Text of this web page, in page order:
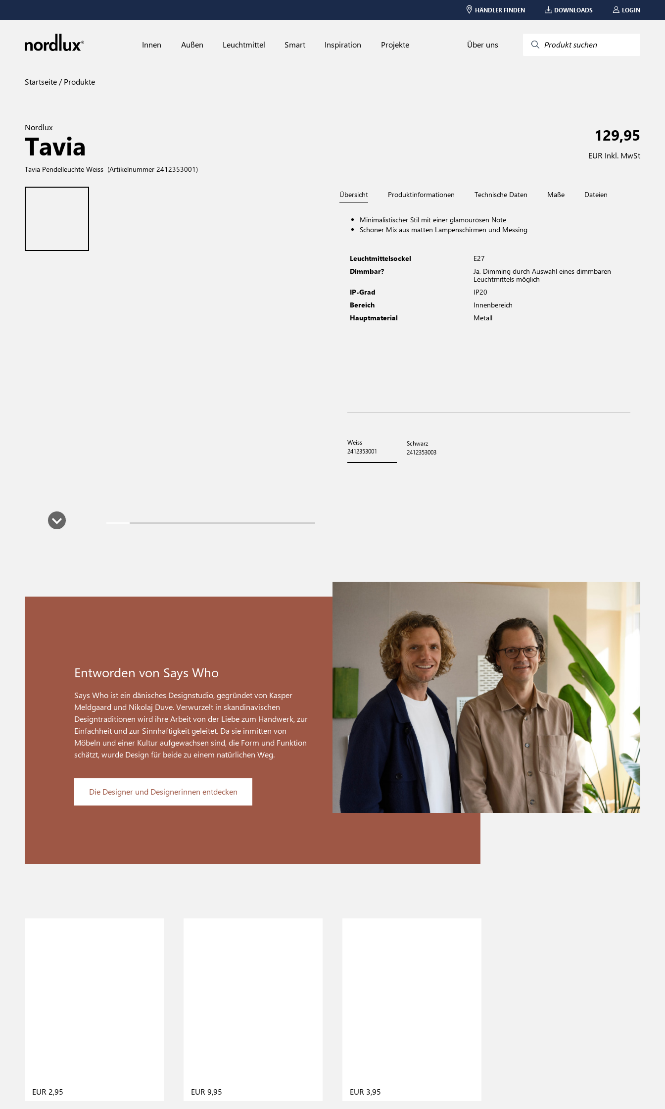
HÄNDLER FINDEN DOWNLOADS LOGIN
Innen Außen Leuchtmittel Smart Inspiration Projekte Über uns Produkt suchen
Startseite Produkte
Nordlux
Tavia
Tavia Pendelleuchte Weiss (Artikelnummer 2412353001)
129,95
EUR Inkl. MwSt
Übersicht Produktinformationen Technische Daten Maße Dateien
Minimalistischer Stil mit einer glamourösen Note
Schöner Mix aus matten Lampenschirmen und Messing
Leuchtmittelsockel
E27
Dimmbar?
Ja, Dimming durch Auswahl eines dimmbaren
Leuchtmittels möglich
IP-Grad
IP20
Bereich
Innenbereich
Hauptmaterial
Metall
Weiss
2412353001
Schwarz
2412353003
Entworden von Says Who
Says Who ist ein dänisches Designstudio, gegründet von Kasper
Meldgaard und Nikolaj Duve. Verwurzelt in skandinavischen
Designtraditionen wird ihre Arbeit von der Liebe zum Handwerk, zur
Einfachheit und zur Sinnhaftigkeit geleitet. Da sie inmitten von
Möbeln und einer Kultur aufgewachsen sind, die Form und Funktion
schätzt, wurde Design für beide zu einem natürlichen Weg.
Die Designer und Designerinnen entdecken
EUR 2,95 EUR 9,95 EUR 3,95